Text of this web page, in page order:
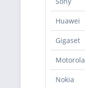
Huawei
Gigaset
Motorola
Nokia